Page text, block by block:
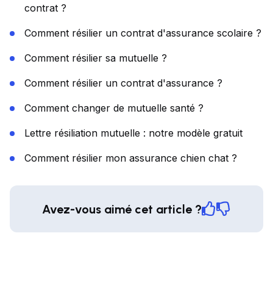
contrat ?
Comment résilier un contrat d'assurance scolaire ?
Comment résilier sa mutuelle ?
Comment résilier un contrat d'assurance ?
Comment changer de mutuelle santé ?
Lettre résiliation mutuelle : notre modèle gratuit
Comment résilier mon assurance chien chat ?
Avez-vous aimé cet article ?